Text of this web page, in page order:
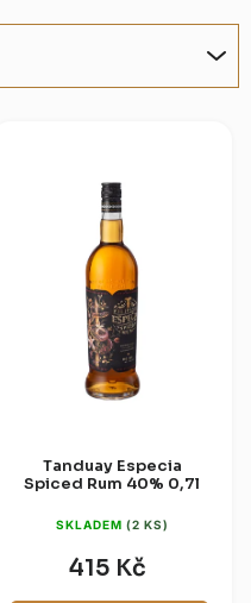
Tanduay Especia
Spiced Rum 40% 0,7l
SKLADEM (2 KS)
415 Kč